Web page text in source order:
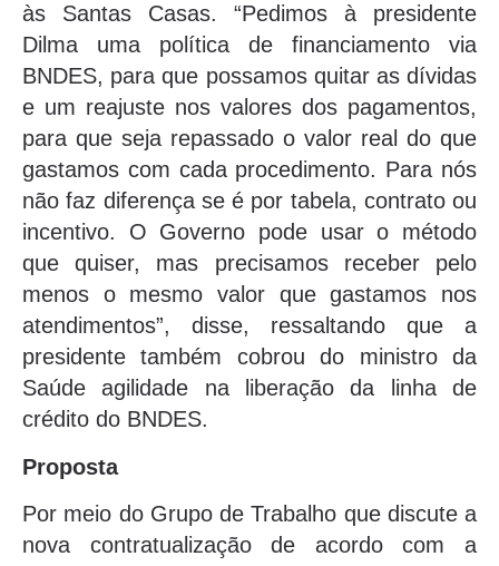
às Santas Casas. “Pedimos à presidente
Dilma uma política de financiamento via
BNDES, para que possamos quitar as dívidas
e um reajuste nos valores dos pagamentos,
para que seja repassado o valor real do que
gastamos com cada procedimento. Para nós
não faz diferença se é por tabela, contrato ou
incentivo. O Governo pode usar o método
que quiser, mas precisamos receber pelo
menos o mesmo valor que gastamos nos
atendimentos”, disse, ressaltando que a
presidente também cobrou do ministro da
Saúde agilidade na liberação da linha de
crédito do BNDES.
Proposta
Por meio do Grupo de Trabalho que discute a
nova contratualização de acordo com a